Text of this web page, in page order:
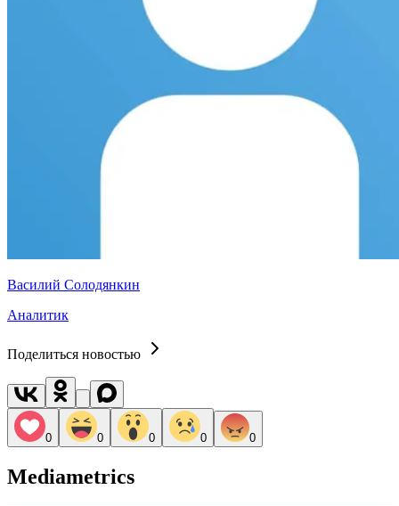
Василий Солодянкин
Аналитик
Поделиться новостью
0 0 0 0 0
Mediametrics